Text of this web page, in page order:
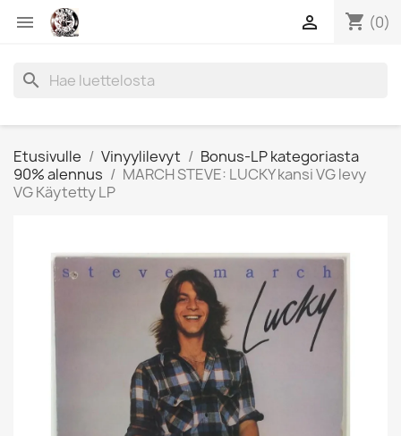
 shopping_cart (0)

search
Etusivulle Vinyylilevyt
Bonus-LP kategoriasta
90% alennus
MARCH STEVE: LUCKY kansi VG levy
VG Käytetty LP